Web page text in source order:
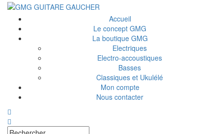
Accueil
Le concept GMG
La boutique GMG
Electriques
Electro-accoustiques
Basses
Classiques et Ukulélé
Mon compte
Nous contacter